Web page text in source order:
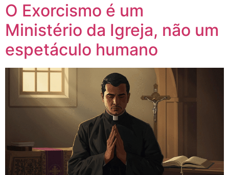
O Exorcismo é um
Ministério da Igreja, não um
espetáculo humano